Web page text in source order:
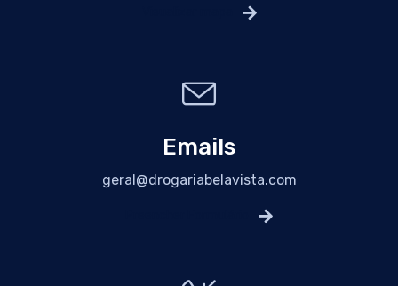
Emails
geral@drogariabelavista.com